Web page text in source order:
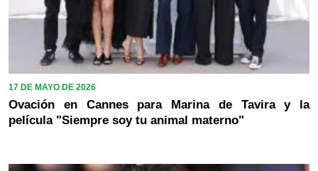
17 DE MAYO DE 2026
Ovación en Cannes para Marina de Tavira y la
película "Siempre soy tu animal materno"